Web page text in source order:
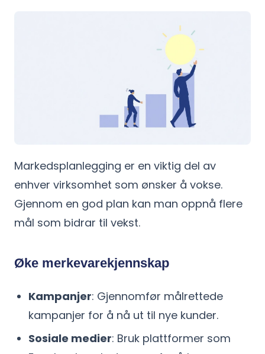
Markedsplanlegging er en viktig del av
enhver virksomhet som ønsker å vokse.
Gjennom en god plan kan man oppnå flere
mål som bidrar til vekst.
Øke merkevarekjennskap
Kampanjer: Gjennomfør målrettede
kampanjer for å nå ut til nye kunder.
Sosiale medier: Bruk plattformer som